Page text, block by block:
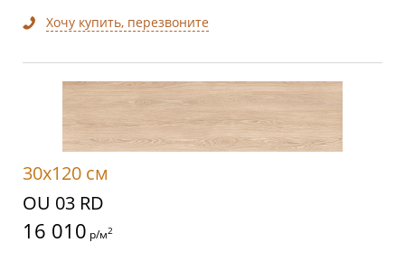
Хочу купить, перезвоните
30x120 см
OU 03 RD
16 010 р/м2